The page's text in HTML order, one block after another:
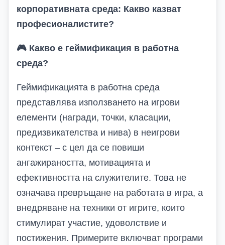
корпоративната среда: Какво казват
професионалистите?
🎮 Какво е геймификация в работна
среда?
Геймификацията в работна среда
представлява използването на игрови
елементи (награди, точки, класации,
предизвикателства и нива) в неигрови
контекст – с цел да се повиши
ангажираността, мотивацията и
ефективността на служителите. Това не
означава превръщане на работата в игра, а
внедряване на техники от игрите, които
стимулират участие, удоволствие и
постижения. Примерите включват програми